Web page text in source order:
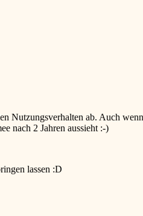
Nutzungsverhalten ab. Auch
nach 2 Jahren aussieht :-)
lassen :D